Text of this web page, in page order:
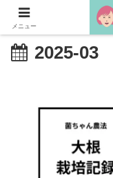
2025-03
メニュー